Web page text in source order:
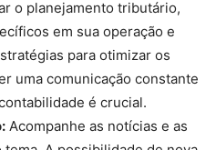
o planejamento tributário,
em sua operação e
para otimizar os
uma comunicação constante
é crucial.
Acompanhe as notícias e as